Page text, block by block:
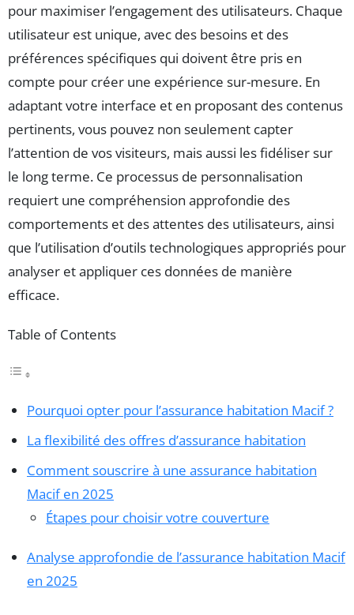
pour maximiser l’engagement des utilisateurs. Chaque
utilisateur est unique, avec des besoins et des
préférences spécifiques qui doivent être pris en
compte pour créer une expérience sur-mesure. En
adaptant votre interface et en proposant des contenus
pertinents, vous pouvez non seulement capter
l’attention de vos visiteurs, mais aussi les fidéliser sur
le long terme. Ce processus de personnalisation
requiert une compréhension approfondie des
comportements et des attentes des utilisateurs, ainsi
que l’utilisation d’outils technologiques appropriés pour
analyser et appliquer ces données de manière
efficace.
Table of Contents
Pourquoi opter pour l’assurance habitation Macif ?
La flexibilité des offres d’assurance habitation
Comment souscrire à une assurance habitation
Macif en 2025
Étapes pour choisir votre couverture
Analyse approfondie de l’assurance habitation Macif
en 2025